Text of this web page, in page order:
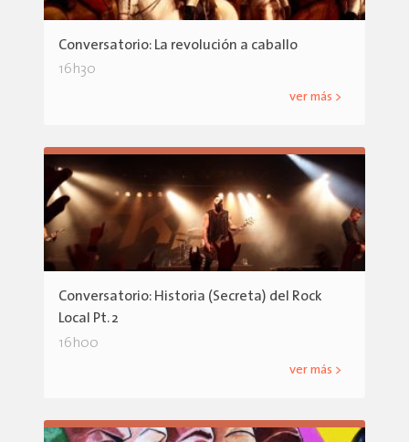
Conversatorio: La revolución a caballo
16h30
ver más >
Conversatorio: Historia (Secreta) del Rock
Local Pt. 2
16h00
ver más >